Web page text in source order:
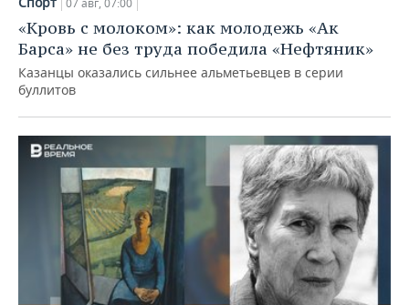
«Кровь с молоком»: как молодежь «Ак
Барса» не без труда победила «Нефтяник»
Казанцы оказались сильнее альметьевцев в серии
буллитов